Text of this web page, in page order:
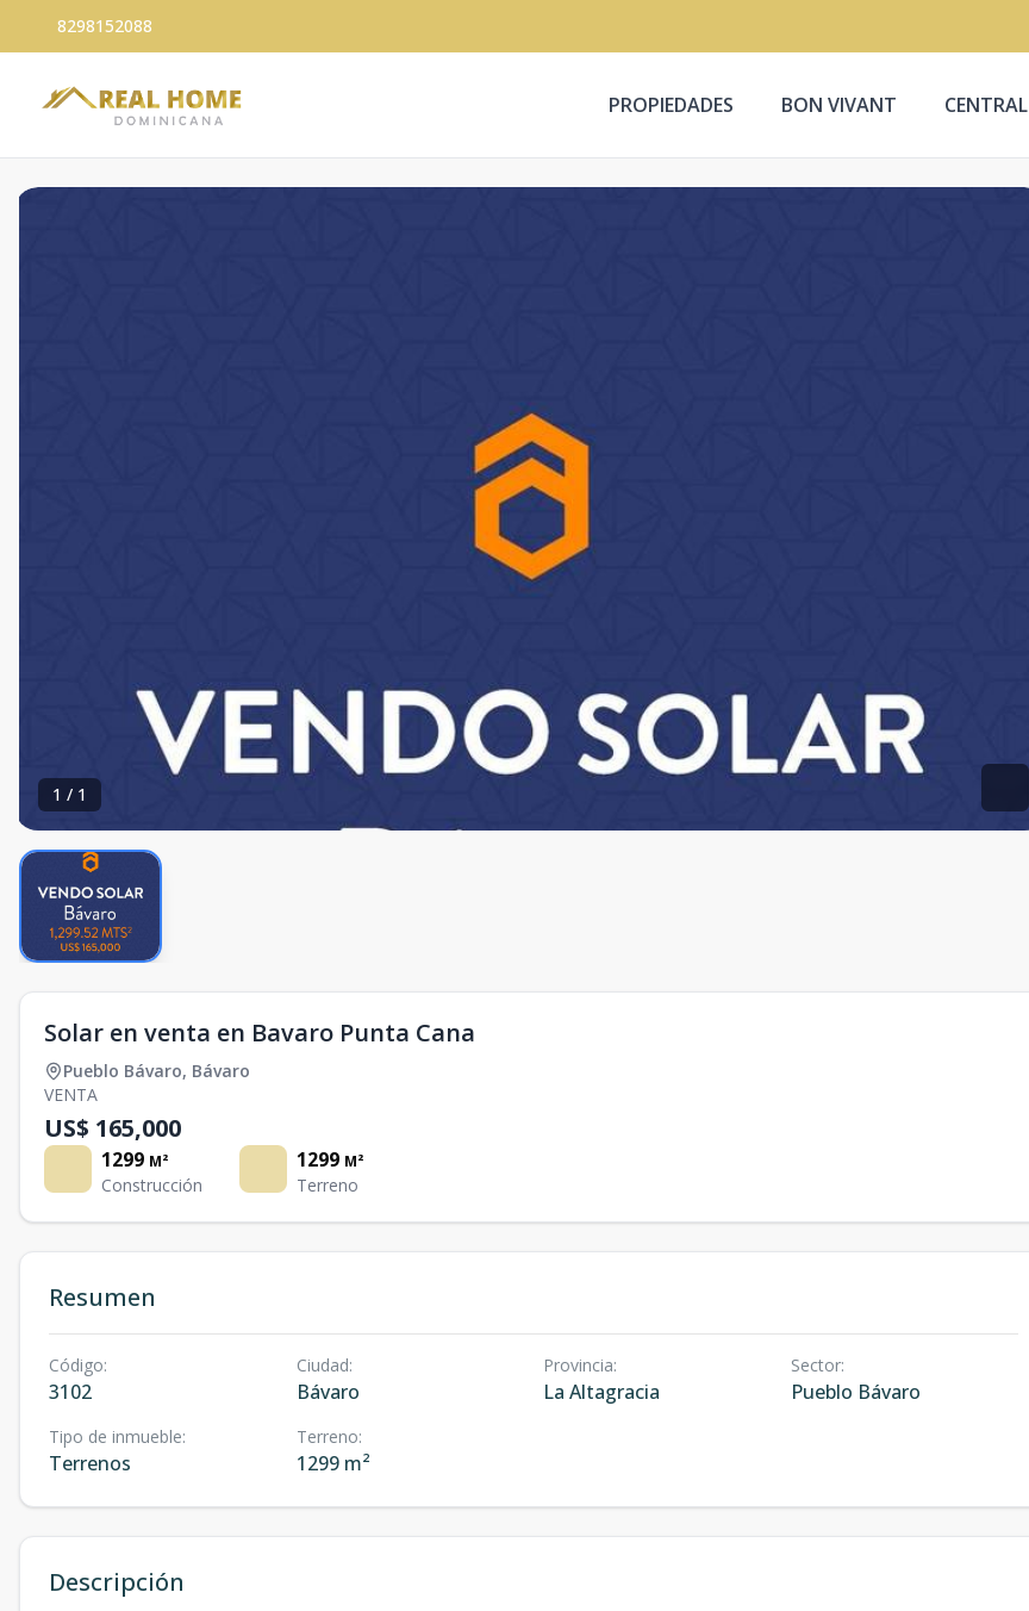
8298152088
PROPIEDADES BON VIVANT CENTRAL
1 / 1
Solar en venta en Bavaro Punta Cana
Pueblo Bávaro, Bávaro
VENTA
US$ 165,000
1299 M²
Construcción
1299 M²
Terreno
Resumen
Código:
3102
Ciudad:
Bávaro
Provincia:
La Altagracia
Sector:
Pueblo Bávaro
Tipo de inmueble:
Terrenos
Terreno:
1299 m²
Descripción